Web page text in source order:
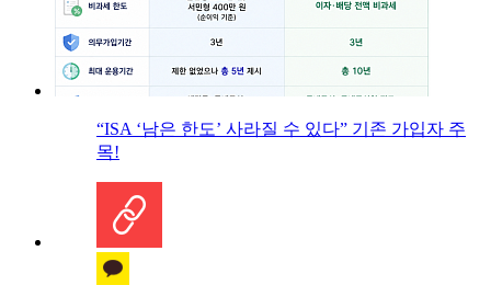
“ISA ‘남은 한도’ 사라질 수 있다” 기존 가입자 주
목!